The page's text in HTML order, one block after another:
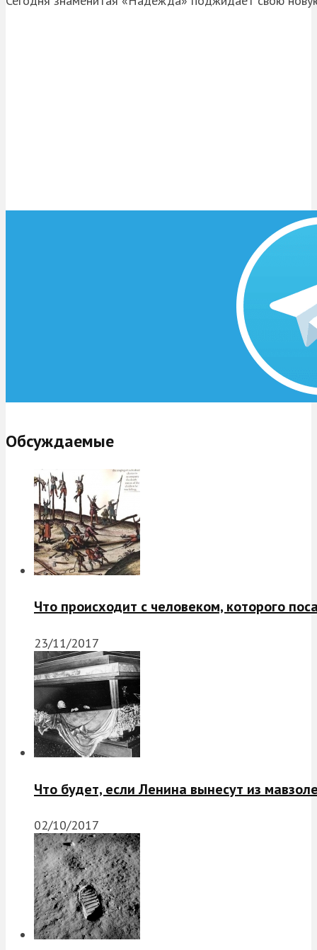
Обсуждаемые
Что происходит с человеком, которого
23/11/2017
Что будет, если Ленина вынесут из
02/10/2017